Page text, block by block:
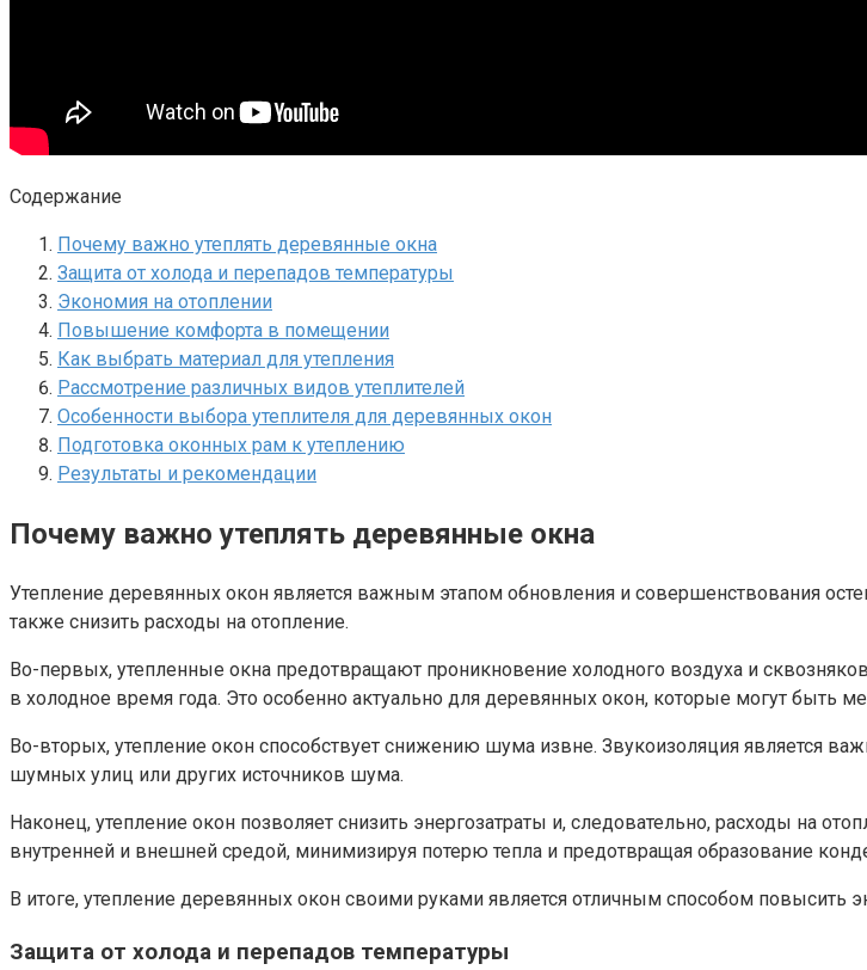
Содержание
Почему важно утеплять деревянные окна
Защита от холода и перепадов температуры
Экономия на отоплении
Повышение комфорта в помещении
Как выбрать материал для утепления
Рассмотрение различных видов утеплителей
Особенности выбора утеплителя для деревянных окон
Подготовка оконных рам к утеплению
Результаты и рекомендации
Почему важно утеплять деревянные окна
Утепление деревянных окон является важным этапом обновления и совершенствования
также снизить расходы на отопление.​
Во-первых, утепленные окна предотвращают проникновение холодного воздуха и
в холодное время года.​ Это особенно актуально для деревянных окон, которые могут быть
Во-вторых, утепление окон способствует снижению шума извне.​ Звукоизоляция является
шумных улиц или других источников шума.
Наконец, утепление окон позволяет снизить энергозатраты и, следовательно, расходы на
внутренней и внешней средой, минимизируя потерю тепла и предотвращая образование
В итоге, утепление деревянных окон своими руками является отличным способом
Защита от холода и перепадов температуры